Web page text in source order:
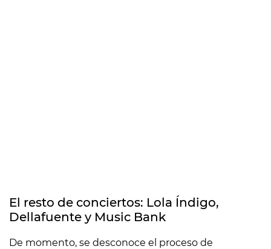
El resto de conciertos: Lola Índigo,
Dellafuente y Music Bank
De momento, se desconoce el proceso de